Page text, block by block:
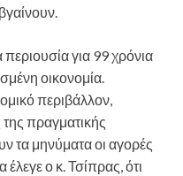
για 99 χρόνια
οικονομία.
περιβάλλον,
πραγματικής
τα μηνύματα οι αγορές
έλεγε ο κ. Τσίπρας, ότι